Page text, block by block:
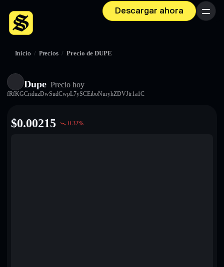
Descargar ahora Menú
Inicio / Precios / Precio de DUPE
Dupe Precio hoy
fRfKGCriduzDwSudCwpL7ySCEiboNuryhZDVJtr1a1C
$0.00215 0.32%